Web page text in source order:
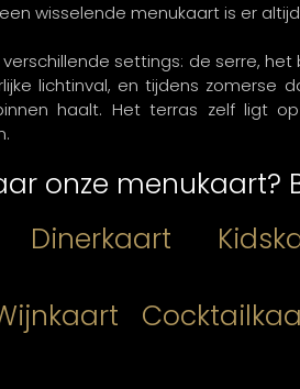
wisselende menukaart is er
settings: de serre,
lichtinval, en tijdens
haalt. Het terras zelf ligt
onze menukaart?
Dinerkaart